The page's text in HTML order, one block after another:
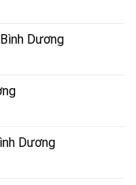
Dương
Dương